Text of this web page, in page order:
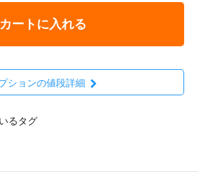
カートに入れる
ションの値段詳細
るタグ